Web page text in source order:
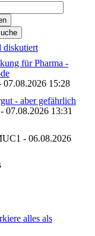
diskutiert
für Pharma -
07.08.2026 15:28
- aber gefährlich
07.08.2026 13:31
- 06.08.2026
alles als